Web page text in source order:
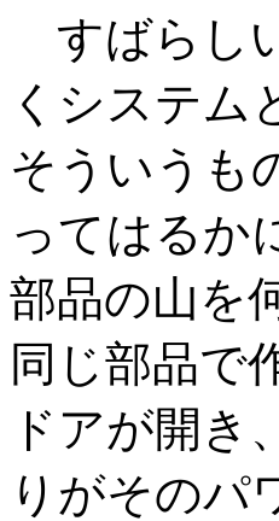
すばらし
くシステム
そういうも
ってはるか
部品の山を
同じ部品で
ドアが開き
りがその